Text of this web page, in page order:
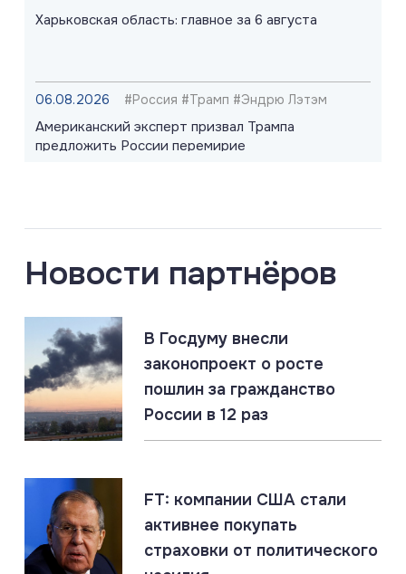
Харьковская область: главное за 6 августа
06.08.2026 #Россия #Трамп #Эндрю Лэтэм
Американский эксперт призвал Трампа
предложить России перемирие
Запорожская область: главное за 6 августа
Россия нанесла массированный удар по логистике
ВСУ в Киеве и Одессе
06.08.2026 #СВО #Сводка #Херсонская область
Херсонская область: главное за 6 августа
06.08.2026 #Наёмники #Польша #СВО
Российские военные идентифицировали польских
Новости партнёров
В Госдуму внесли
законопроект о росте
пошлин за гражданство
России в 12 раз
FT: компании США стали
активнее покупать
страховки от политического